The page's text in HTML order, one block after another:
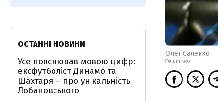
Олег Саленко
ФК ДИНАМО
ОСТАННІ НОВИНИ
Усе пояснював мовою цифр:
ексфутболіст Динамо та
Шахтаря – про унікальність
Лобановського